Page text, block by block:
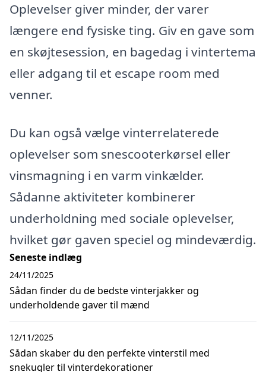
Oplevelser giver minder, der varer
længere end fysiske ting. Giv en gave som
en skøjtesession, en bagedag i vintertema
eller adgang til et escape room med
venner.
Du kan også vælge vinterrelaterede
oplevelser som snescooterkørsel eller
vinsmagning i en varm vinkælder.
Sådanne aktiviteter kombinerer
underholdning med sociale oplevelser,
hvilket gør gaven speciel og mindeværdig.
Seneste indlæg
Sådan finder du de bedste vinterjakker og
underholdende gaver til mænd
24/11/2025
Sådan skaber du den perfekte vinterstil med
snekugler til vinterdekorationer
12/11/2025